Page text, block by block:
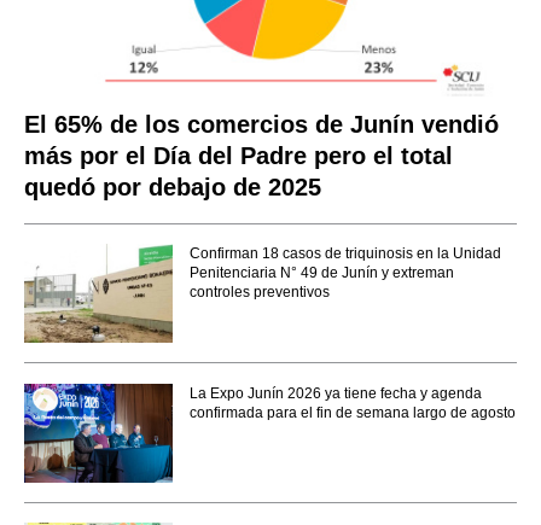
El 65% de los comercios de Junín vendió
más por el Día del Padre pero el total
quedó por debajo de 2025
Confirman 18 casos de triquinosis en la Unidad
Penitenciaria N° 49 de Junín y extreman
controles preventivos
La Expo Junín 2026 ya tiene fecha y agenda
confirmada para el fin de semana largo de agosto